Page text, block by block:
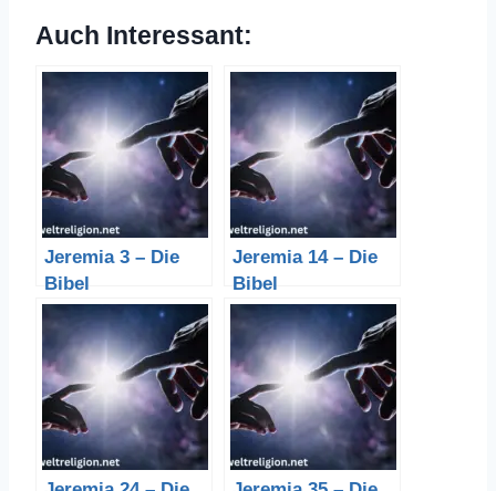
Auch Interessant:
Jeremia 3 – Die
Bibel
Jeremia 14 – Die
Bibel